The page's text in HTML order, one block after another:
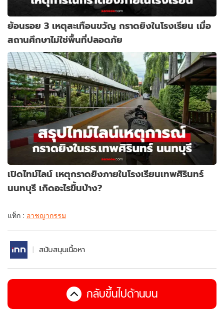
ย้อนรอย 3 เหตุสะเทือนขวัญ กราดยิงในโรงเรียน เมื่อ
สถานศึกษาไม่ใช่พื้นที่ปลอดภัย
เปิดไทม์ไลน์ เหตุกราดยิงภายในโรงเรียนเทพศิรินทร์
นนทบุรี เกิดอะไรขึ้นบ้าง?
แท็ก : อาชญากรรม
สนับสนุนเนื้อหา
กลับขึ้นไปด้านบน